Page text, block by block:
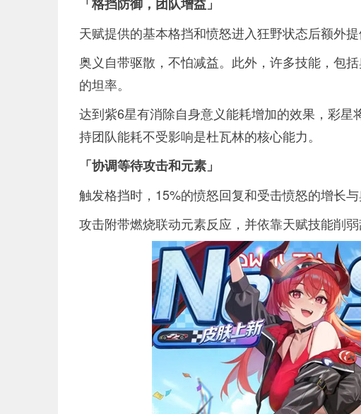
天赋提供的基本格挡和愤怒进入狂野状态后额外
奥义自带驱散，不怕减益。此外，许多技能，包
的坦率。
达到紫6星有消除自身意义能耗增加的效果，彩
持团队能耗不受影响是杜瓦林的核心能力。
「协调等待攻击和元素」
触发格挡时，15%的愤怒回复和受击愤怒的增长
攻击附带燃烧联动元素反应，并依靠天赋技能削弱